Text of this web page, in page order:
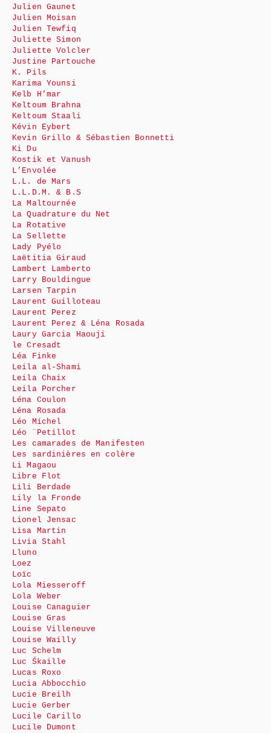
Julien Gaunet
Julien Moisan
Julien Tewfiq
Juliette Simon
Juliette Volcler
Justine Partouche
K. Pils
Karima Younsi
Kelb H’mar
Keltoum Brahna
Keltoum Staali
Kévin Eybert
Kevin Grillo & Sébastien Bonnetti
Ki Du
Kostik et Vanush
L’Envolée
L.L. de Mars
L.L.D.M. & B.S
La Maltournée
La Quadrature du Net
La Rotative
La Sellette
Lady Pyélo
Laëtitia Giraud
Lambert Lamberto
Larry Bouldingue
Larsen Tarpin
Laurent Guilloteau
Laurent Perez
Laurent Perez & Léna Rosada
Laury Garcia Haouji
le Cresadt
Léa Finke
Leila al-Shami
Leila Chaix
Leila Porcher
Léna Coulon
Léna Rosada
Léo Michel
Léo ¨Petillot
Les camarades de Manifesten
Les sardinières en colère
Li Magaou
Libre Flot
Lili Berdade
Lily la Fronde
Line Sepato
Lionel Jensac
Lisa Martin
Livia Stahl
Lluno
Loez
Loïc
Lola Miesseroff
Lola Weber
Louise Canaguier
Louise Gras
Louise Villeneuve
Louise Wailly
Luc Schelm
Luc Śkaille
Lucas Roxo
Lucia Abbocchio
Lucie Breilh
Lucie Gerber
Lucile Carillo
Lucile Dumont